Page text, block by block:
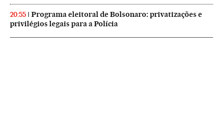
20:55
Programa eleitoral de Bolsonaro: privatizações e
privilégios legais para a Polícia